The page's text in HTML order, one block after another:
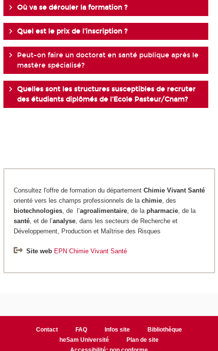
Où va se dérouler la formation ?
Quel est le prix de l'inscription ?
Peut-on faire un doctorat en santé publique après le
mastère spécialisé?
Quelles sont les structures susceptibles de recruter
des étudiants diplômés de l'Ecole Pasteur/Cnam?
Consultez l'offre de formation du départementChimie Vivant Santé
orienté vers les champs professionnels de la chimie, des
biotechnologies, de l’agroalimentaire, de la pharmacie, de la
santé, et de l’analyse, dans les secteurs de Recherche et
Développement, Production et Maîtrise des Risques
Site web EPN Chimie Vivant Santé
Contact FAQ Infos site
Bibliothèque
heSam Université
Plan de site